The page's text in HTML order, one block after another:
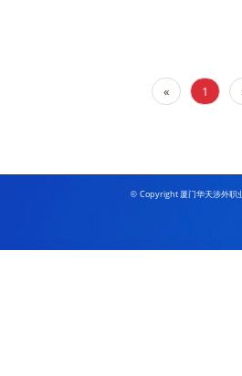
« 1
© Copyright 厦门华天涉外职